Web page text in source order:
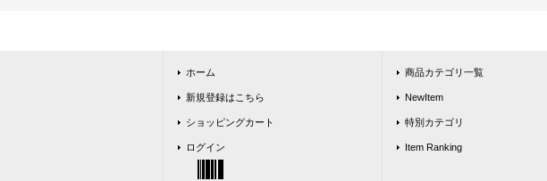
ホーム
新規登録はこちら
ショッピングカート
ログイン
商品カテゴリ一覧
NewItem
特別カテゴリ
Item Ranking